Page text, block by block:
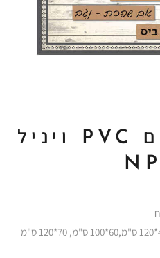
שטיח לינולאום PVC ויניל
ניתן להזמין במגוון מידות : 60*80 ס"מ, 40*120 ס"מ,60*100 ס"מ, 70*120 ס"מ